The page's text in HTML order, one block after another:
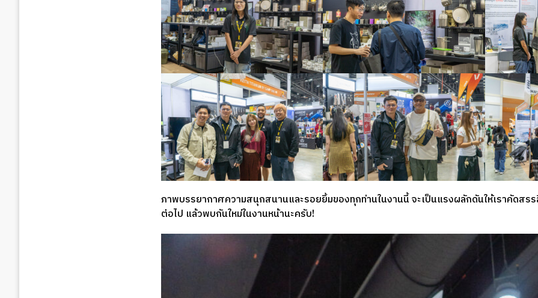
ภาพบรรยากาศความสนุกสนานและรอยยิ้มของทุกท่านในงานนี้ จะเป็นแรงผลักดันให้เราคัดส
ต่อไป แล้วพบกันใหม่ในงานหน้านะครับ!